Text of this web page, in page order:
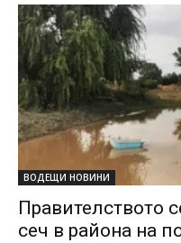
ВОДЕЩИ НОВИНИ
Правителството
сеч в района на